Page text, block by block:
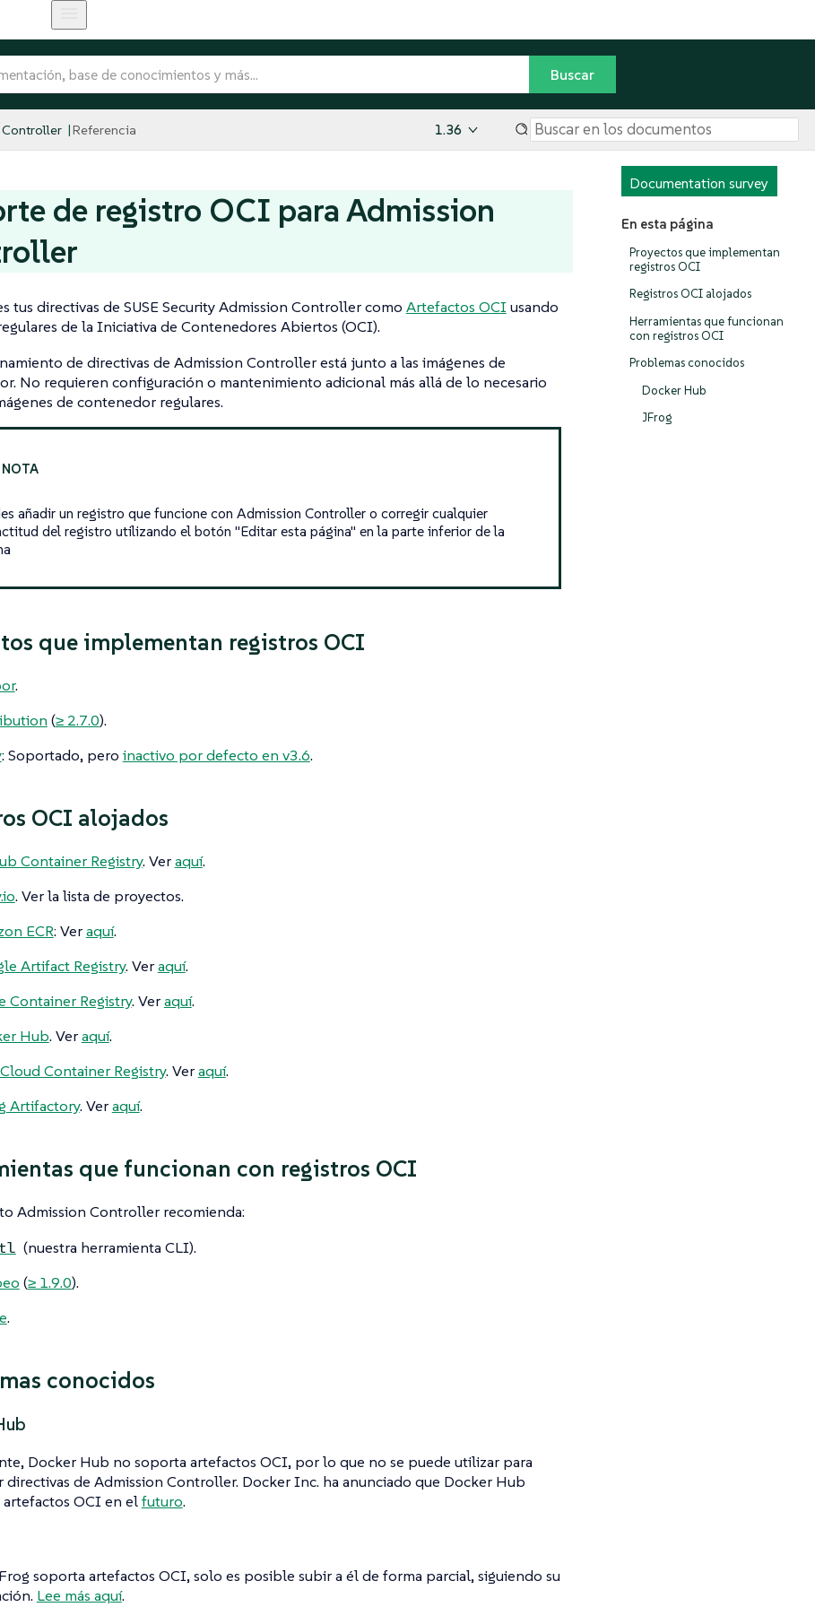
Referencia 1.36
Documentation survey
En esta página
Proyectos que implementan
registros OCI
Registros OCI alojados
Herramientas que funcionan
con registros OCI
Problemas conocidos
Docker Hub
JFrog
de registro OCI para Admission
tus directivas de SUSE Security Admission Controller como Artefactos OCIusando
de la Iniciativa de Contenedores Abiertos (OCI).
de directivas de Admission Controller está junto a las imágenes de
No requieren configuración o mantenimiento adicional más allá de lo necesario
de contenedor regulares.
añadir un registro que funcione con Admission Controller o corregir cualquier
del registro utilizando el botón "Editar esta página" en la parte inferior de la
que implementan registros OCI
.
(≥ 2.7.0).
: Soportado, pero inactivo por defecto en v3.6.
OCI alojados
Container Registry. Veraquí.
. Ver la lista de proyectos.
ECR: Veraquí.
Artifact Registry. Veraquí.
Container Registry. Veraquí.
Hub. Veraquí.
Container Registry. Veraquí.
Artifactory. Veraquí.
que funcionan con registros OCI
Admission Controller recomienda:
(nuestra herramienta CLI).
(≥ 1.9.0).
.
conocidos
Docker Hub no soporta artefactos OCI, por lo que no se puede utilizar para
directivas de Admission Controller. Docker Inc. ha anunciado que Docker Hub
OCI en elfuturo.
soporta artefactos OCI, solo es posible subir a él de forma parcial, siguiendo su
Lee más aquí.